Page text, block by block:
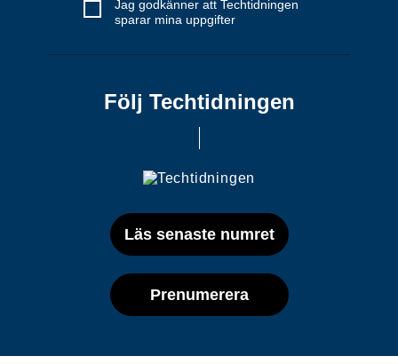
Jag godkänner att Techtidningen
sparar mina uppgifter
Följ Techtidningen
Läs senaste numret
Prenumerera